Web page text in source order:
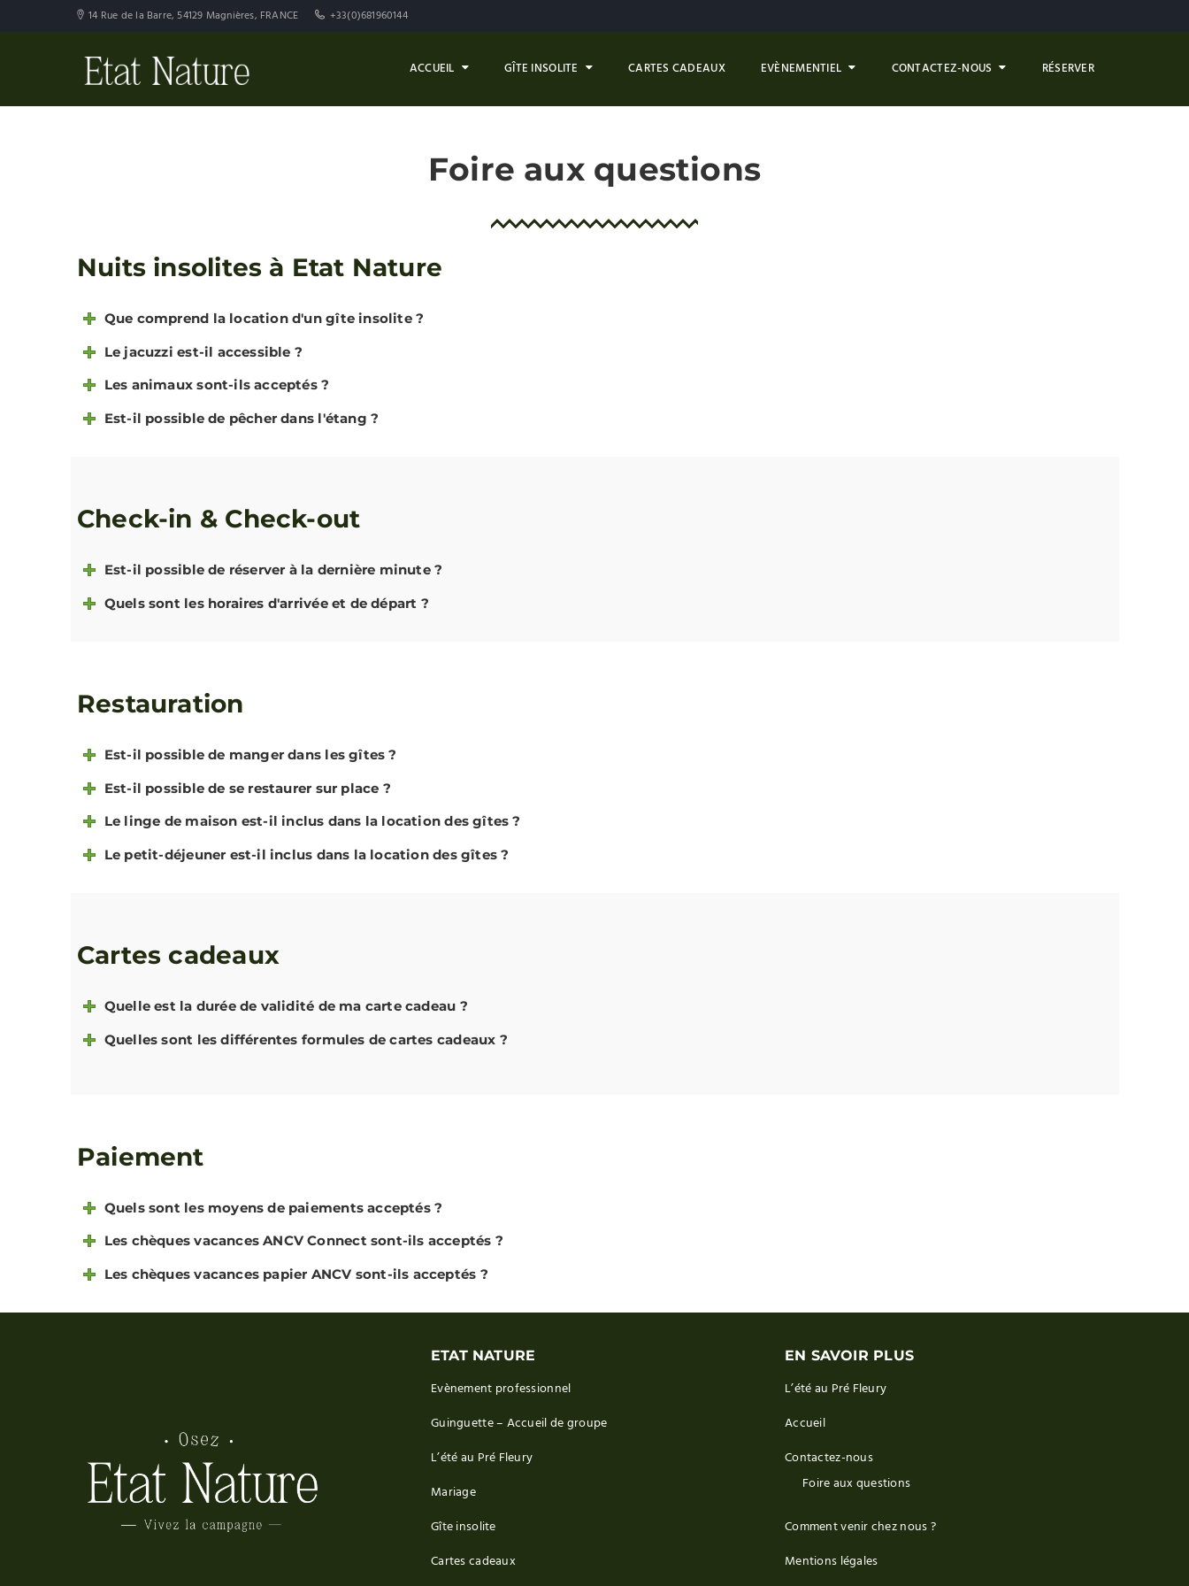
14 Rue de la Barre, 54129 Magnières, FRANCE +33(0)681960144
ACCUEIL GÎTE INSOLITE CARTES CADEAUX EVÈNEMENTIEL CONTACTEZ-NOUS RÉSERVER
Foire aux questions
Nuits insolites à Etat Nature
Que comprend la location d'un gîte insolite ?
Le jacuzzi est-il accessible ?
Les animaux sont-ils acceptés ?
Est-il possible de pêcher dans l'étang ?
Check-in & Check-out
Est-il possible de réserver à la dernière minute ?
Quels sont les horaires d'arrivée et de départ ?
Restauration
Est-il possible de manger dans les gîtes ?
Est-il possible de se restaurer sur place ?
Le linge de maison est-il inclus dans la location des gîtes ?
Le petit-déjeuner est-il inclus dans la location des gîtes ?
Cartes cadeaux
Quelle est la durée de validité de ma carte cadeau ?
Quelles sont les différentes formules de cartes cadeaux ?
Paiement
Quels sont les moyens de paiements acceptés ?
Les chèques vacances ANCV Connect sont-ils acceptés ?
Les chèques vacances papier ANCV sont-ils acceptés ?
ETAT NATURE
Evènement professionnel
Guinguette – Accueil de groupe
L’été au Pré Fleury
Mariage
Gîte insolite
Cartes cadeaux
EN SAVOIR PLUS
L’été au Pré Fleury
Accueil
Contactez-nous
Foire aux questions
Comment venir chez nous ?
Mentions légales